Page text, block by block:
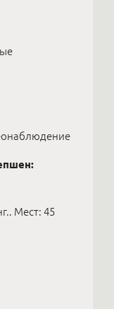
Мест: 45